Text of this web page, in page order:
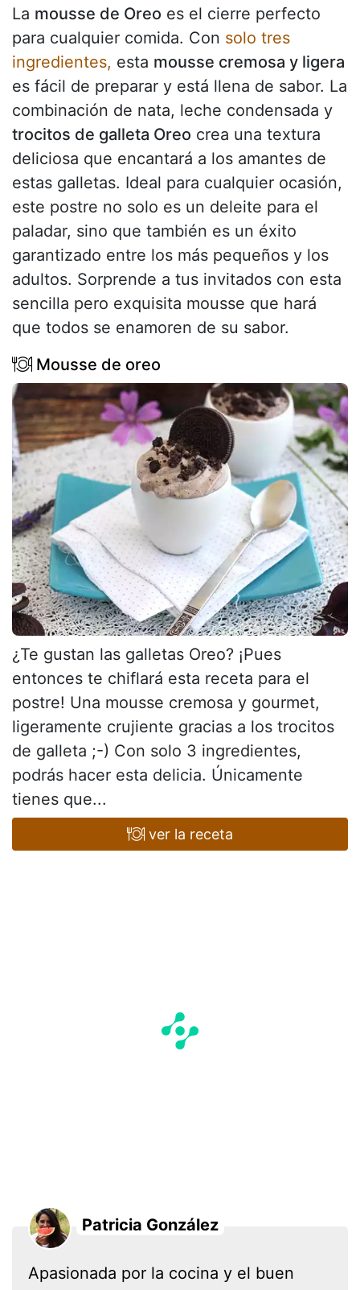
La mousse de Oreo es el cierre perfecto
para cualquier comida. Con solo tres
ingredientes, esta mousse cremosa y ligera
es fácil de preparar y está llena de sabor. La
combinación de nata, leche condensada y
trocitos de galleta Oreo crea una textura
deliciosa que encantará a los amantes de
estas galletas. Ideal para cualquier ocasión,
este postre no solo es un deleite para el
paladar, sino que también es un éxito
garantizado entre los más pequeños y los
adultos. Sorprende a tus invitados con esta
sencilla pero exquisita mousse que hará
que todos se enamoren de su sabor.
Mousse de oreo
¿Te gustan las galletas Oreo? ¡Pues
entonces te chiflará esta receta para el
postre! Una mousse cremosa y gourmet,
ligeramente crujiente gracias a los trocitos
de galleta ;-) Con solo 3 ingredientes,
podrás hacer esta delicia. Únicamente
tienes que...
ver la receta
Patricia González
Apasionada por la cocina y el buen